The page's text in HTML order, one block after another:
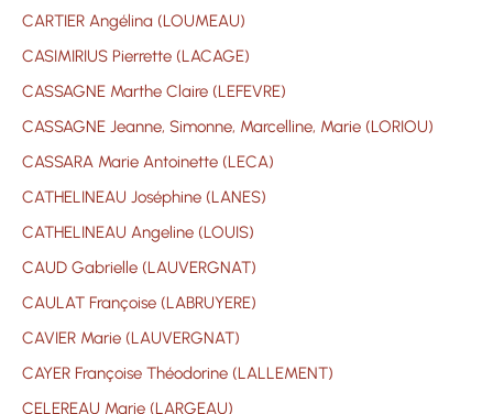
CARTIER Angélina (LOUMEAU)
CASIMIRIUS Pierrette (LACAGE)
CASSAGNE Marthe Claire (LEFEVRE)
CASSAGNE Jeanne, Simonne, Marcelline, Marie (LORIOU)
CASSARA Marie Antoinette (LECA)
CATHELINEAU Joséphine (LANES)
CATHELINEAU Angeline (LOUIS)
CAUD Gabrielle (LAUVERGNAT)
CAULAT Françoise (LABRUYERE)
CAVIER Marie (LAUVERGNAT)
CAYER Françoise Théodorine (LALLEMENT)
CELEREAU Marie (LARGEAU)